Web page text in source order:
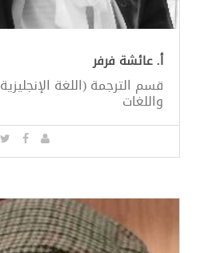
أ. عائشة فرفر
قسم الترجمة (اللغة
واللغات